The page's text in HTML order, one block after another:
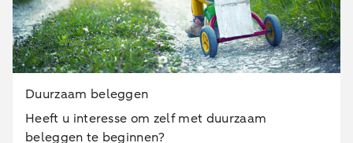
Duurzaam beleggen
Heeft u interesse om zelf met duurzaam
beleggen te beginnen?